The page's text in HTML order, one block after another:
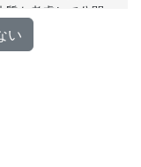
質を考慮して公開
ではないため、
い場合がありま
い